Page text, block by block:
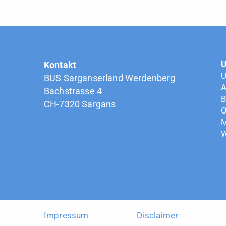
Kontakt
BUS Sarganserland Werdenberg
Bachstrasse 4
CH-7320 Sargans
Impressum Disclaimer